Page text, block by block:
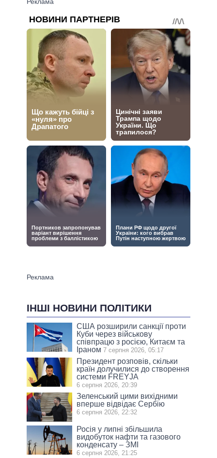
ІНШІ НОВИНИ ПОЛІТИКИ
США розширили санкції проти
Куби через військову
співпрацю з росією, Китаєм та
Іраном 7 серпня 2026, 05:17
Президент розповів, скільки
країн долучилися до створення
системи FREYJA
6 серпня 2026, 20:39
Зеленський цими вихідними
вперше відвідає Сербію
6 серпня 2026, 22:32
Росія у липні збільшила
видобуток нафти та газового
конденсату – ЗМІ
6 серпня 2026, 21:25